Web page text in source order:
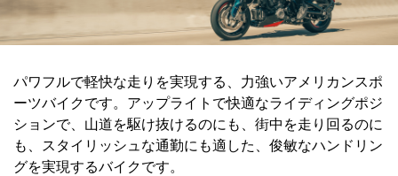
パワフルで軽快な走りを実現する、力強いアメリカンスポ
ーツバイクです。アップライトで快適なライディングポジ
ションで、山道を駆け抜けるのにも、街中を走り回るのに
も、スタイリッシュな通勤にも適した、俊敏なハンドリン
グを実現するバイクです。